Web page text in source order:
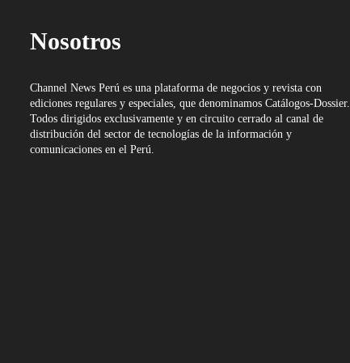
Nosotros
Channel News Perú es una plataforma de negocios y revista con
ediciones regulares y especiales, que denominamos Catálogos-Dossier.
Todos dirigidos exclusivamente y en circuito cerrado al canal de
distribución del sector de tecnologías de la información y
comunicaciones en el Perú.